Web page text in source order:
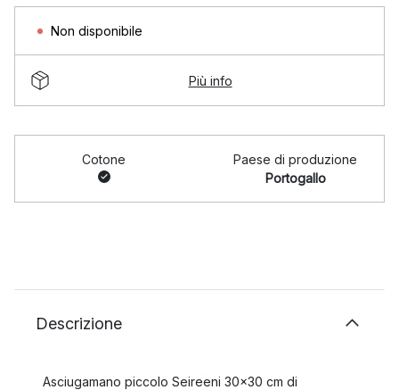
Non disponibile
Più info
Cotone
Paese di produzione
Portogallo
Descrizione
Asciugamano piccolo Seireeni 30x30 cm di